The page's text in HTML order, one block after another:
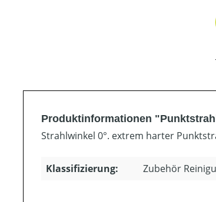
Produktinformationen
Strahlwinkel 0°. extrem harter
Klassifizierung: Zubehör